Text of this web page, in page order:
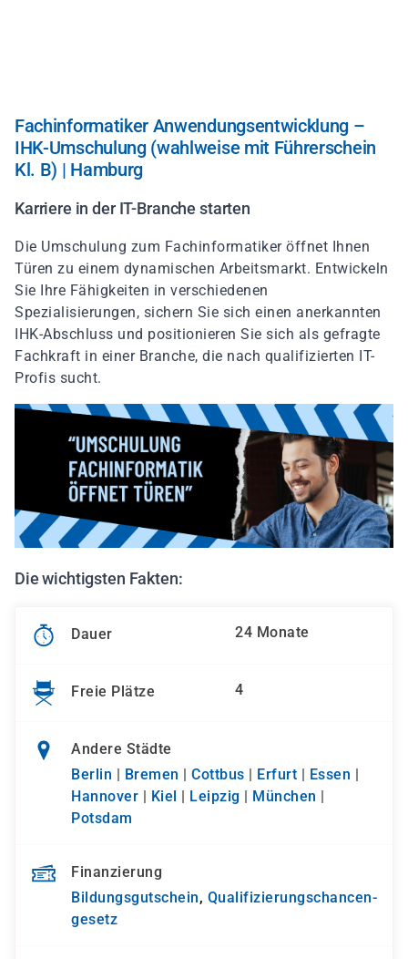
Fachinformatiker Anwendungsentwicklung –
IHK-Umschulung (wahlweise mit Führerschein
Kl. B) | Hamburg
Karriere in der IT-Branche starten
Die Umschulung zum Fachinformatiker öffnet Ihnen
Türen zu einem dynamischen Arbeitsmarkt. Entwickeln
Sie Ihre Fähigkeiten in verschiedenen
Spezialisierungen, sichern Sie sich einen anerkannten
IHK-Abschluss und positionieren Sie sich als gefragte
Fachkraft in einer Branche, die nach qualifizierten IT-
Profis sucht.
Die wichtigsten Fakten:
Dauer 24 Monate
Freie Plätze 4
Andere Städte
Berlin
Bremen Cottbus Erfurt Essen
Hannover
Kiel Leipzig München
Potsdam
Finanzierung
Bildungsgutschein, Qualifizierungs­chancen­
gesetz